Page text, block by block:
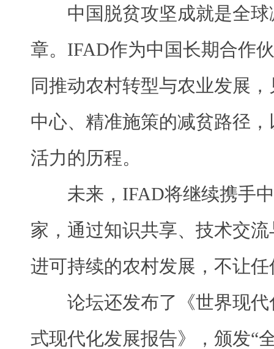
中国脱贫攻坚成就是全
章。IFAD作为中国长期合作
同推动农村转型与农业发展
中心、精准施策的减贫路径
活力的历程。
未来，IFAD将继续携手
家，通过知识共享、技术交
进可持续的农村发展，不让
论坛还发布了《世界现
式现代化发展报告》，颁发“